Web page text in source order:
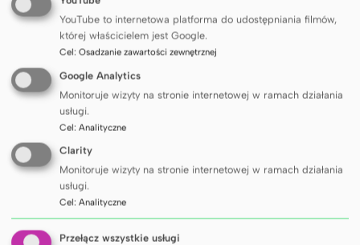
rozwojowych
pokój 22 (I piętro)
80-211 Gdańsk
(58) 349 90 11
dawid.spychala@gumed.edu.pl
mgr Karolina Derda
Współpraca międzynarodowa (umowy
międzyuczelniane dotyczące wymiany studentów
YouTube to internetowa platforma do udostępniania filmów,
której właścicielem jest Google.
Cel: Osadzanie zawartości zewnętrznej
Google Analytics
Monitoruje wizyty na stronie internetowej w ramach działania
usługi.
Cel: Analityczne
Clarity
Monitoruje wizyty na stronie internetowej w ramach działania
usługi.
Cel: Analityczne
Przełącz wszystkie usługi